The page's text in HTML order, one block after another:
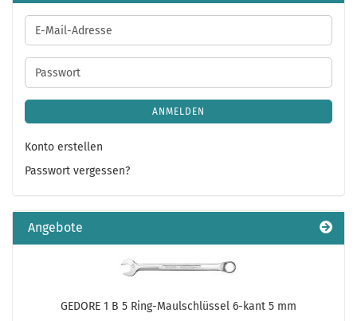
E-
Mail-
Adresse
Passwort
ANMELDEN
Konto erstellen
Passwort vergessen?
Angebote
GEDORE 1 B 5 Ring-Maulschlüssel 6-kant 5 mm